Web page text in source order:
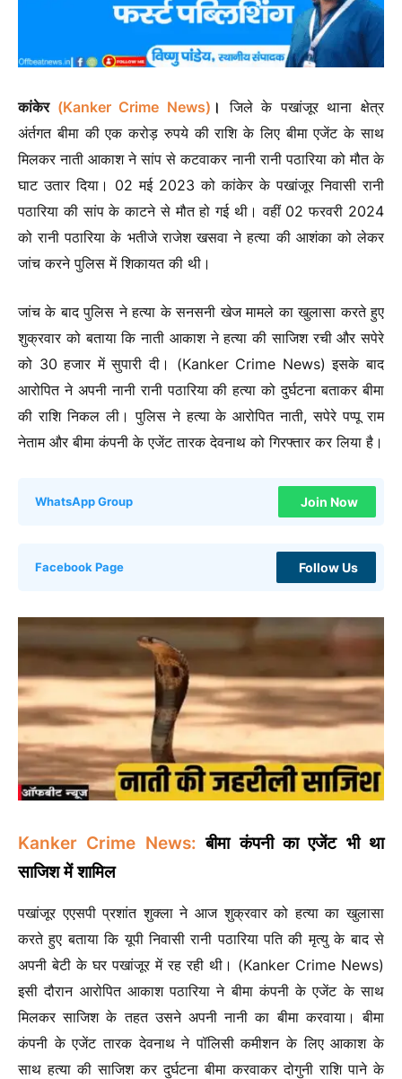
कांकेर (Kanker Crime News) । जिले के पखांजूर थाना क्षेत्र
अंर्तगत बीमा की एक करोड़ रुपये की राशि के लिए बीमा एजेंट के साथ
मिलकर नाती आकाश ने सांप से कटवाकर नानी रानी पठारिया को मौत के
घाट उतार दिया। 02 मई 2023 को कांकेर के पखांजूर निवासी रानी
पठारिया की सांप के काटने से मौत हो गई थी। वहीं 02 फरवरी 2024
को रानी पठारिया के भतीजे राजेश खसवा ने हत्या की आशंका को लेकर
जांच करने पुलिस में शिकायत की थी।
जांच के बाद पुलिस ने हत्या के सनसनी खेज मामले का खुलासा करते हुए
शुक्रवार को बताया कि नाती आकाश ने हत्या की साजिश रची और सपेरे
को 30 हजार में सुपारी दी। (Kanker Crime News) इसके बाद
आरोपित ने अपनी नानी रानी पठारिया की हत्या को दुर्घटना बताकर बीमा
की राशि निकल ली। पुलिस ने हत्या के आरोपित नाती, सपेरे पप्पू राम
नेताम और बीमा कंपनी के एजेंट तारक देवनाथ को गिरफ्तार कर लिया है।
WhatsApp Group Join Now
Facebook Page Follow Us
Kanker Crime News: बीमा कंपनी का एजेंट भी था
साजिश में शामिल
पखांजूर एएसपी प्रशांत शुक्ला ने आज शुक्रवार को हत्या का खुलासा
करते हुए बताया कि यूपी निवासी रानी पठारिया पति की मृत्यु के बाद से
अपनी बेटी के घर पखांजूर में रह रही थी। (Kanker Crime News)
इसी दौरान आरोपित आकाश पठारिया ने बीमा कंपनी के एजेंट के साथ
मिलकर साजिश के तहत उसने अपनी नानी का बीमा करवाया। बीमा
कंपनी के एजेंट तारक देवनाथ ने पॉलिसी कमीशन के लिए आकाश के
साथ हत्या की साजिश कर दुर्घटना बीमा करवाकर दोगुनी राशि पाने के